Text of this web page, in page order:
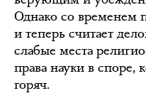
Однако со временем
и теперь считает
слабые места
права науки в
горяч.